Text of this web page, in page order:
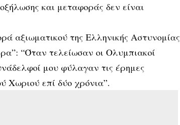
και μεταφοράς δεν είναι
αξιωματικού της Ελληνικής Αστυνομίας
“Όταν τελείωσαν οι Ολυμπιακοί
μου φύλαγαν τις έρημες
Χωριού επί δύο χρόνια”.